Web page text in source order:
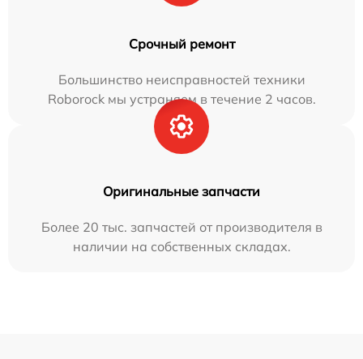
Срочный ремонт
Большинство неисправностей техники
Roborock мы устраняем в течение 2 часов.
Оригинальные запчасти
Более 20 тыс. запчастей от производителя в
наличии на собственных складах.